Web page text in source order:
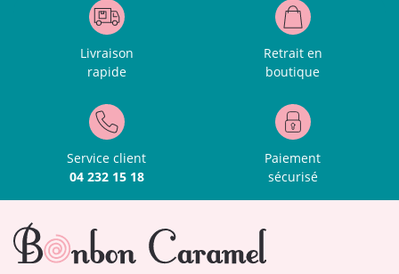
Livraison
rapide
Retrait en
boutique
Service client
04 232 15 18
Paiement
sécurisé